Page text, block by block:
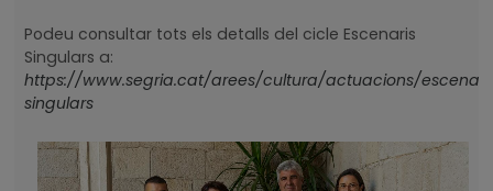
Podeu consultar tots els detalls del cicle Escenaris
Singulars a:
https://www.segria.cat/arees/cultura/actuacions/
singulars